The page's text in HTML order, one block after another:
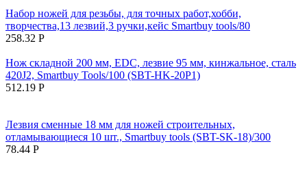
Набор ножей для резьбы, для точных работ,хобби,
творчества,13 лезвий,3 ручки,кейс Smartbuy tools/80
258.32 Р
Нож складной 200 мм, EDC, лезвие 95 мм, кинжальное, сталь
420J2, Smartbuy Tools/100 (SBT-HK-20P1)
512.19 Р
Лезвия сменные 18 мм для ножей строительных,
отламывающиеся 10 шт., Smartbuy tools (SBT-SK-18)/300
78.44 Р